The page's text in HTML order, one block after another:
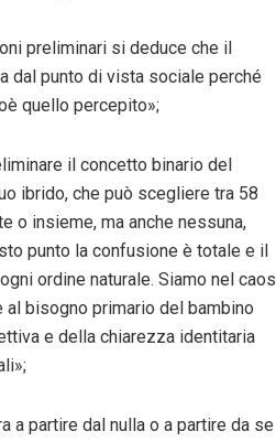
preliminari si deduce che il
dal punto di vista sociale perché
quello percepito»;
il concetto binario del
ibrido, che può scegliere tra 58
o insieme, ma anche nessuna,
punto la confusione è totale e il
ordine naturale. Siamo nel caos
bisogno primario del bambino
e della chiarezza identitaria
a partire dal nulla o a partire da se